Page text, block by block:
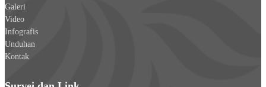
Galeri
Video
Infografis
Unduhan
Kontak